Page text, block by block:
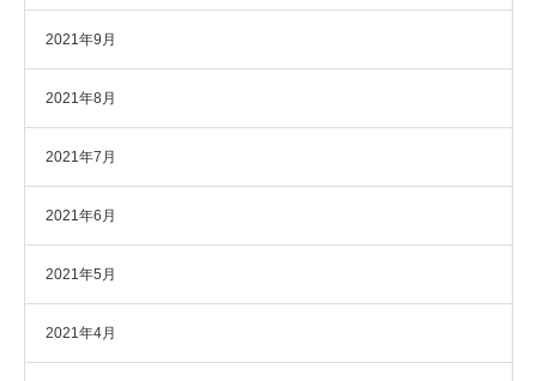
2021年9月
2021年8月
2021年7月
2021年6月
2021年5月
2021年4月